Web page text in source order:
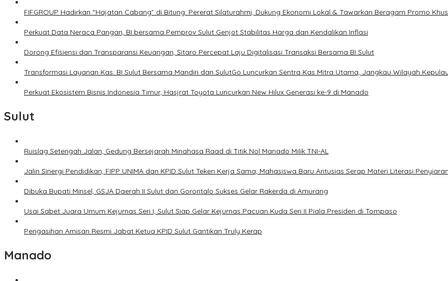
FIFGROUP Hadirkan “Hajatan Cabang” di Bitung: Pererat Silaturahmi, Dukung Ekonomi Lokal & Tawarkan Beragam Promo
Perkuat Data Neraca Pangan, BI bersama Pemprov Sulut Genjot Stabilitas Harga dan Kendalikan Inflasi
Dorong Efisiensi dan Transparansi Keuangan, Sitaro Percepat Laju Digitalisasi Transaksi Bersama BI Sulut
Transformasi Layanan Kas: BI Sulut Bersama Mandiri dan SulutGo Luncurkan Sentra Kas Mitra Utama, Jangkau Wilayah
Perkuat Ekosistem Bisnis Indonesia Timur, Hasjrat Toyota Luncurkan New Hilux Generasi ke-9 di Manado
Sulut
Ruislag Setengah Jalan, Gedung Bersejarah Minahasa Raad di Titik Nol Manado Milik TNI-AL
Jalin Sinergi Pendidikan, FIPP UNIMA dan KPID Sulut Teken Kerja Sama; Mahasiswa Baru Antusias Serap Materi Literasi Penyiaran
Dibuka Bupati Minsel, GSJA Daerah II Sulut dan Gorontalo Sukses Gelar Rakerda di Amurang
Usai Sabet Juara Umum Kejurnas Seri I, Sulut Siap Gelar Kejurnas Pacuan Kuda Seri II Piala Presiden di Tompaso
Pengasihan Amisan Resmi Jabat Ketua KPID Sulut Gantikan Truly Kerap
Manado